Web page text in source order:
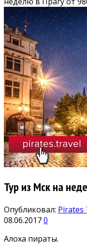
Тур из Мск на
Опубликовал: Pirates
08.06.20170
Алоха пираты.